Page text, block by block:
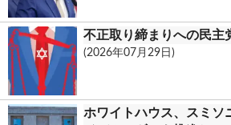
不正取り締まりへの民主
(2026年07月29日)
ホワイトハウス、スミソ